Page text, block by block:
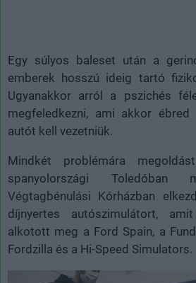
Egy súlyos baleset után a
emberek hosszú ideig tartó
Ugyanakkor arról a pszichés
megfeledkezni, ami akkor ébred
autót kell vezetniük.
Mindkét problémára
spanyolországi Toledóban
Végtagbénulási Kórházban
díjnyertes autószimulátort,
alkotott meg a Ford Spain, a
Fordzilla és a Hi-Speed Simulators.